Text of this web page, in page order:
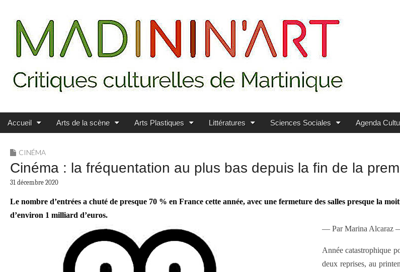
MADININ'ART
Main menu
Skip to content
Accueil Arts de la scène Arts Plastiques Littératures Sciences Sociales Agenda
CINÉMA
Cinéma : la fréquentation au plus bas depuis la fin de la
31 décembre 2020
Le nombre d’entrées a chuté de presque 70 % en France cette année, avec une fermeture des salles presque la
d’environ 1 milliard d’euros.
— Par Marina Alcaraz
Année catastrophique
deux reprises, au